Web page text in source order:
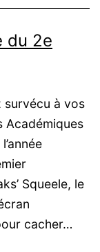
du 2e
survécu à vos
Académiques
Squeele, le
cacher…